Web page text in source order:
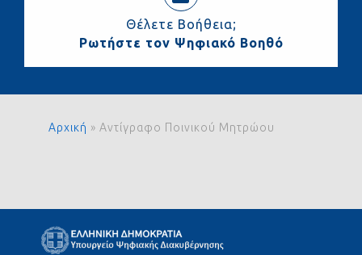
Θέλετε Βοήθεια;
Ρωτήστε τον Ψηφιακό Βοηθό
Αρχική » Αντίγραφο Ποινικού Μητρώου